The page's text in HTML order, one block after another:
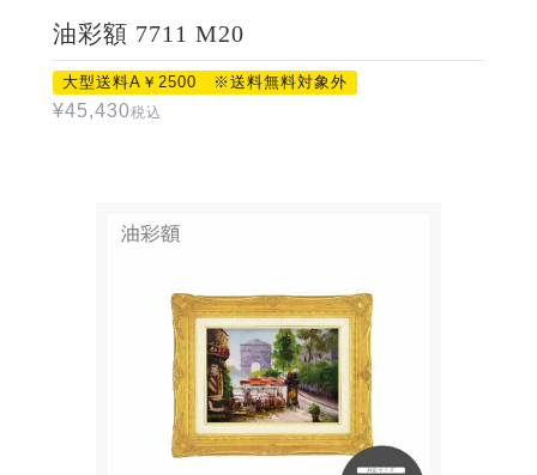
油彩額 7711 M20
大型送料A￥2500 ※送料無料対象外
¥45,430税込